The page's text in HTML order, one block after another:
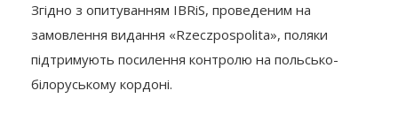
Згідно з опитуванням IBRiS, проведеним на
замовлення видання «Rzeczpospolita», поляки
підтримують посилення контролю на польсько-
білоруському кордоні.